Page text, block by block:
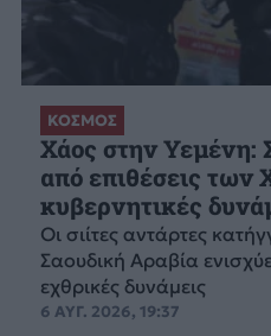
ΚΟΣΜΟΣ
Χάος στην Υεμένη:
από επιθέσεις των
κυβερνητικές
Οι σιίτες αντάρτες
Σαουδική Αραβία
εχθρικές δυνάμεις
6 ΑΥΓ. 2026, 19:37